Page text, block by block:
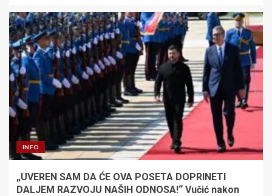
INFO
„UVEREN SAM DA ĆE OVA POSETA DOPRINETI
DALJEM RAZVOJU NAŠIH ODNOSA!“ Vučić nakon